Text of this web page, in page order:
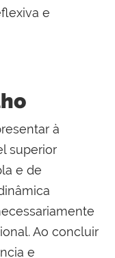
e
à
superior
e de
Ao concluir
e